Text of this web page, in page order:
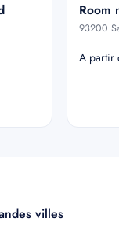
Room
93200
A partir
villes